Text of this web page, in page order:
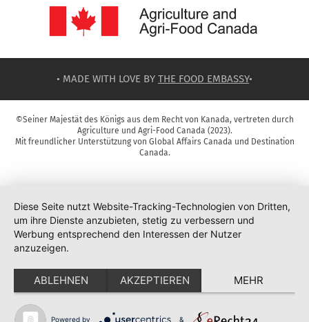
• MADE WITH LOVE BY THE FOOD EMBASSY•
©Seiner Majestät des Königs aus dem Recht von Kanada, vertreten durch
Agriculture und Agri-Food Canada (2023).
Mit freundlicher Unterstützung von Global Affairs Canada und Destination
Canada.
Diese Seite nutzt Website-Tracking-Technologien von Dritten,
um ihre Dienste anzubieten, stetig zu verbessern und
Werbung entsprechend den Interessen der Nutzer
anzuzeigen.
ABLEHNEN AKZEPTIEREN MEHR
Powered by &